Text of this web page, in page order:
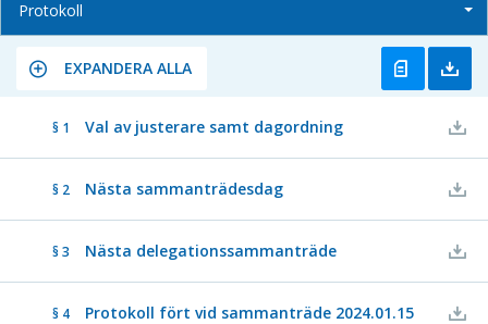
Protokoll
EXPANDERA ALLA
§ 1 Val av justerare samt dagordning
§ 2 Nästa sammanträdesdag
§ 3 Nästa delegationssammanträde
§ 4 Protokoll fört vid sammanträde 2024.01.15